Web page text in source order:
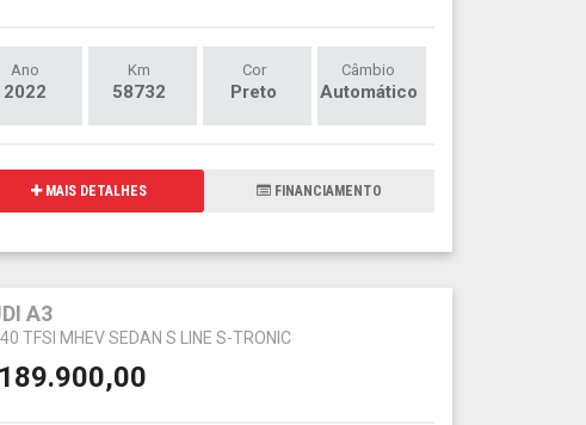
Ano
2022
Km
58732
Cor
Preto
Câmbio
Automático
MAIS DETALHES FINANCIAMENTO
A3
TFSI MHEV SEDAN S LINE S-TRONIC
189.900,00